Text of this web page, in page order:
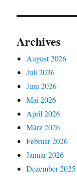
Archives
August 2026
Juli 2026
Juni 2026
Mai 2026
April 2026
März 2026
Februar 2026
Januar 2026
Dezember 2025